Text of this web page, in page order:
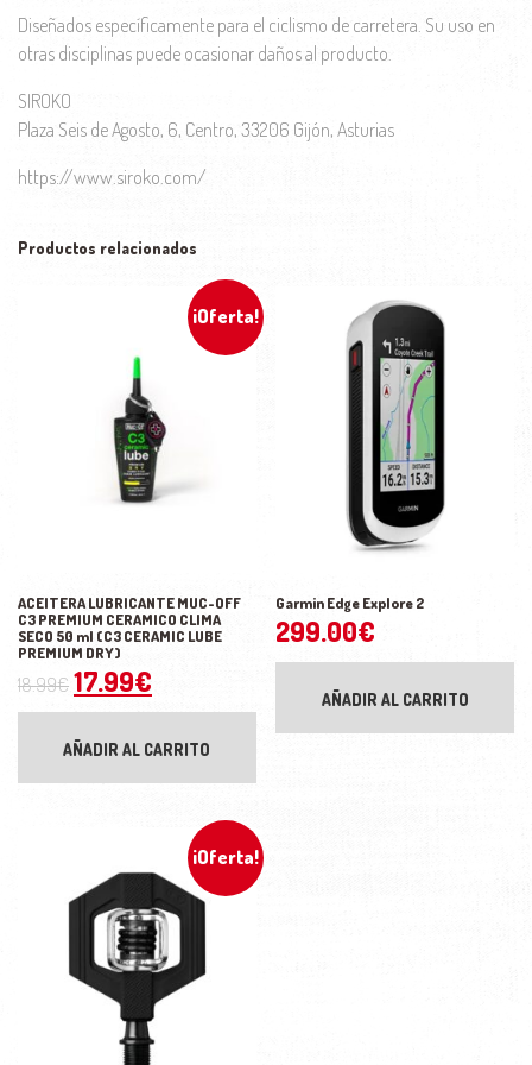
Diseñados específicamente para el ciclismo de carretera. Su uso en
otras disciplinas puede ocasionar daños al producto.
SIROKO
Plaza Seis de Agosto, 6, Centro, 33206 Gijón, Asturias
https://www.siroko.com/
Productos relacionados
¡Oferta!
ACEITERA LUBRICANTE MUC-OFF
C3 PREMIUM CERAMICO CLIMA
SECO 50 ml (C3 CERAMIC LUBE
PREMIUM DRY)
18.99€ El precio original era: 18.99€.
17.99€
AÑADIR AL CARRITO
Garmin Edge Explore 2
299.00€
AÑADIR AL CARRITO
¡Oferta!